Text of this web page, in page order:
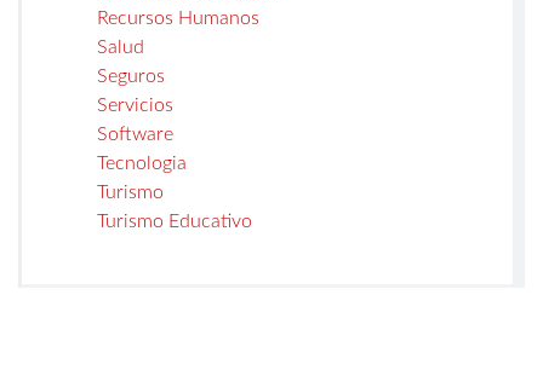
Recursos Humanos
Salud
Seguros
Servicios
Software
Tecnologia
Turismo
Turismo Educativo